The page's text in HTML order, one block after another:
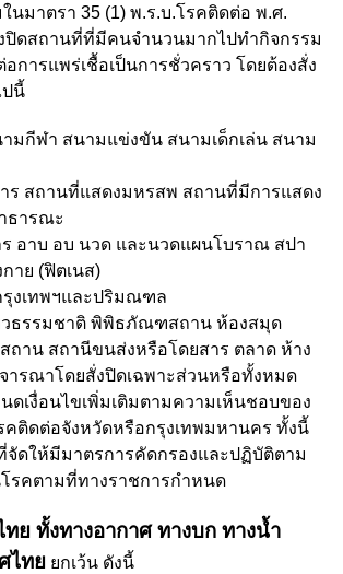
นมาตรา 35 (1) พ.ร.บ.โรคติดต่อ พ.ศ.
ปิดสถานที่ที่มีคนจำนวนมากไปทำกิจกรรม
อการแพร่เชื้อเป็นการชั่วคราว โดยต้องสั่ง
ปนี้
มกีฬา สนามแข่งขัน สนามเด็กเล่น สนาม
ร สถานที่แสดงมหรสพ สถานที่มีการแสดง
ธารณะ
อาบ อบ นวด และนวดแผนโบราณ สปา
าย (ฟิตเนส)
รุงเทพฯและปริมณฑล
วธรรมชาติ พิพิธภัณฑสถาน ห้องสมุด
ถาน สถานีขนส่งหรือโดยสาร ตลาด ห้าง
ารณาโดยสั่งปิดเฉพาะส่วนหรือทั้งหมด
ดเงื่อนไขเพิ่มเติมตามความเห็นชอบของ
ติดต่อจังหวัดหรือกรุงเทพมหานคร ทั้งนี้
จัดให้มีมาตรการคัดกรองและปฏิบัติตาม
รคตามที่ทางราชการกำหนด
ย ทั้งทางอากาศ ทางบก ทางน้ำ
ไทย ยกเว้น ดังนี้